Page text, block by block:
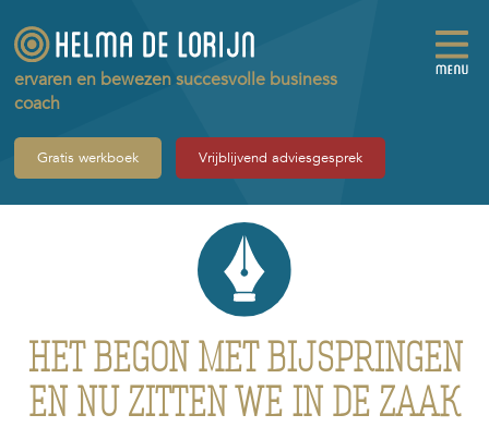
ervaren en bewezen succesvolle business
coach
Gratis werkboek Vrijblijvend adviesgesprek
HET BEGON MET BIJSPRINGEN
EN NU ZITTEN WE IN DE ZAAK